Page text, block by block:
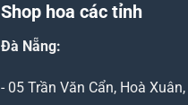
Shop hoa các tỉnh
Đà Nẵng:
- 05 Trần Văn Cẩn, Hoà